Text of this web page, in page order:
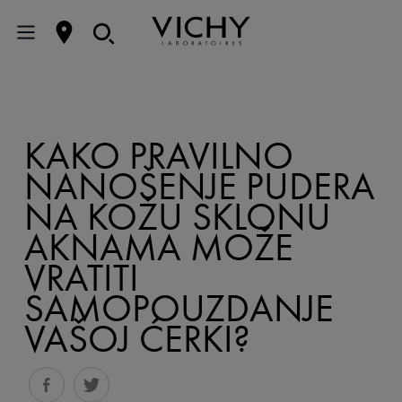
KAKO PRAVILNO
NANOŠENJE PUDERA
NA KOŽU SKLONU
AKNAMA MOŽE
VRATITI
SAMOPOUZDANJE
VAŠOJ ĆERKI?